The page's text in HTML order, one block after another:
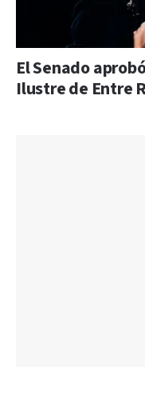
El Senado
Ilustre de Entre